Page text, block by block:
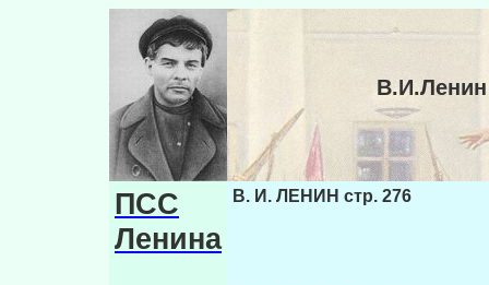
ПСС
Ленина
В. И. ЛЕНИН стр. 276